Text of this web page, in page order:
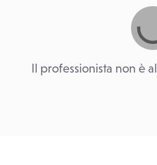
Il professionista non è